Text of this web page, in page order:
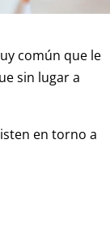
común que le
sin lugar a
en torno a